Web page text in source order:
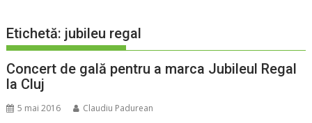
Etichetă: jubileu regal
Concert de gală pentru a marca Jubileul Regal
la Cluj
5 mai 2016 Claudiu Padurean